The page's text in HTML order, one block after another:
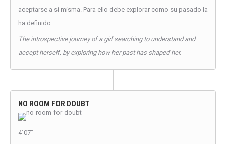
aceptarse a si misma. Para ello debe explorar como su pasado la
ha definido.
The introspective journey of a girl searching to understand and
accept herself, by exploring how her past has shaped her.
NO ROOM FOR DOUBT
4´07″